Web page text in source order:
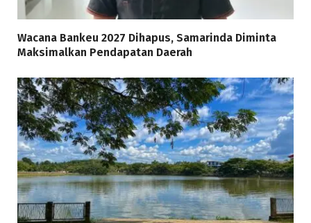
Wacana Bankeu 2027 Dihapus, Samarinda Diminta
Maksimalkan Pendapatan Daerah